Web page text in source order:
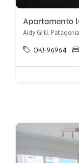
Aidy Grill
OK!-96964